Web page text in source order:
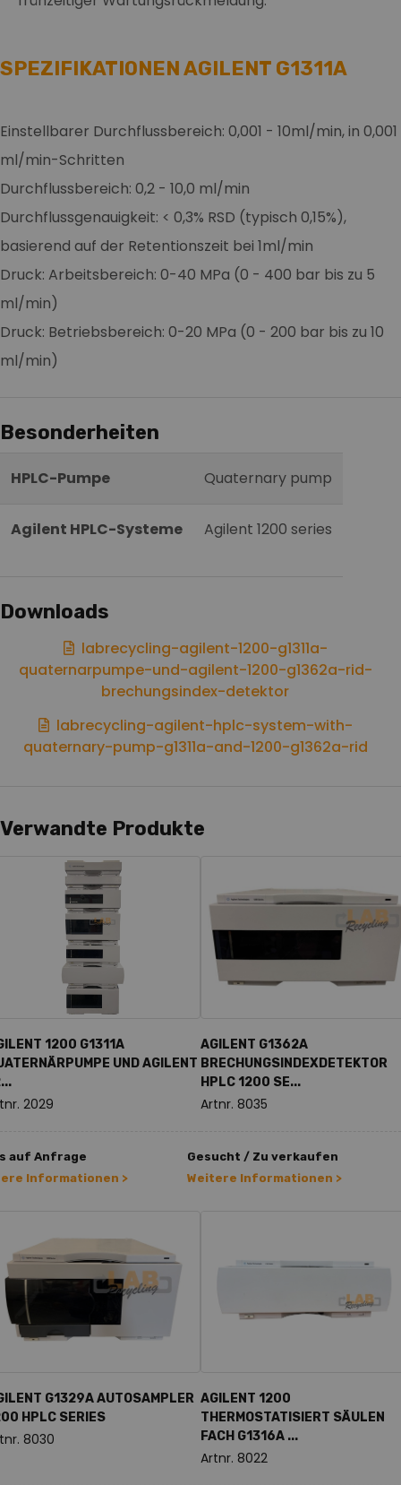
SPEZIFIKATIONEN AGILENT G1311A
Einstellbarer Durchflussbereich: 0,001 - 10ml/min, in 0,001
ml/min-Schritten
Durchflussbereich: 0,2 - 10,0 ml/min
Durchflussgenauigkeit: < 0,3% RSD (typisch 0,15%),
basierend auf der Retentionszeit bei 1ml/min
Druck: Arbeitsbereich: 0-40 MPa (0 - 400 bar bis zu 5
ml/min)
Druck: Betriebsbereich: 0-20 MPa (0 - 200 bar bis zu 10
ml/min)
Besonderheiten
HPLC-Pumpe Quaternary pump
Agilent HPLC-Systeme Agilent 1200 series
Downloads
labrecycling-agilent-1200-g1311a-
quaternarpumpe-und-agilent-1200-g1362a-rid-
brechungsindex-detektor
labrecycling-agilent-hplc-system-with-
quaternary-pump-g1311a-and-1200-g1362a-rid
Verwandte Produkte
1200 G1311A
UND AGILENT
2029
auf Anfrage
Informationen >
AGILENT G1362A
BRECHUNGSINDEXDETEKTOR
HPLC 1200 SE...
Artnr. 8035
Gesucht / Zu verkaufen
Weitere Informationen >
G1329A AUTOSAMPLER
HPLC SERIES
8030
AGILENT 1200
THERMOSTATISIERT SÄULEN
FACH G1316A ...
Artnr. 8022